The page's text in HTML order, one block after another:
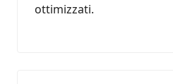
ottimizzati.